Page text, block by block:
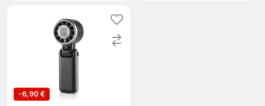
-6,90 €